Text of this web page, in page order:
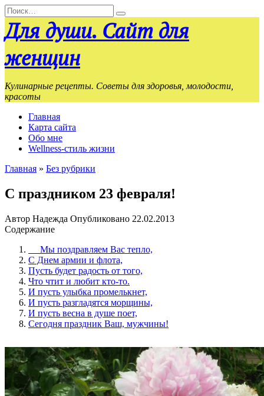
Перейти
к
содержанию
Search
for:
Для души. Сайт для
женщин
Кулинарные рецепты. Советы для здоровья, молодости,
красоты
Главная
Карта сайта
Обо мне
Wellness-стиль жизни
Главная » Без рубрики
С праздником 23 февраля!
Автор Надежда Опубликовано 22.02.2013
Содержание
Мы поздравляем Вас тепло,
С Днем армии и флота,
Пусть будет радость от того,
Что чтит и любит кто-то.
И пусть улыбка промелькнет,
И пусть разгладятся морщины,
И пусть весна в душе поет,
Сегодня праздник Ваш, мужчины!